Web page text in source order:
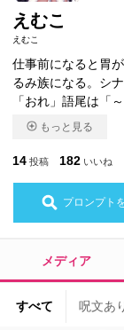
えむこ
えむこ
仕事前になると胃
るみ族になる。シ
「おれ」語尾は「～
もっと見る
14 投稿 182 いいね
プロンプト
メディア
すべて 呪文あ